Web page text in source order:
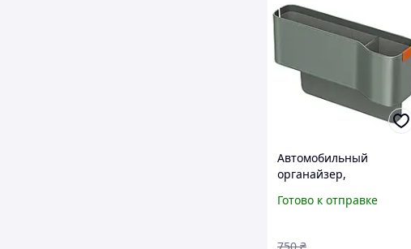
Автомобильный
органайзер,
Baseus OrganizeFun с
и экокожей
Готово к отправке